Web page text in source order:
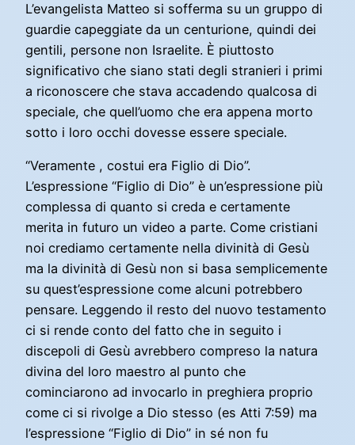
L’evangelista Matteo si sofferma su un gruppo di
guardie capeggiate da un centurione, quindi dei
gentili, persone non Israelite. È piuttosto
significativo che siano stati degli stranieri i primi
a riconoscere che stava accadendo qualcosa di
speciale, che quell’uomo che era appena morto
sotto i loro occhi dovesse essere speciale.
“Veramente , costui era Figlio di Dio”.
L’espressione “Figlio di Dio” è un’espressione più
complessa di quanto si creda e certamente
merita in futuro un video a parte. Come cristiani
noi crediamo certamente nella divinità di Gesù
ma la divinità di Gesù non si basa semplicemente
su quest’espressione come alcuni potrebbero
pensare. Leggendo il resto del nuovo testamento
ci si rende conto del fatto che in seguito i
discepoli di Gesù avrebbero compreso la natura
divina del loro maestro al punto che
cominciarono ad invocarlo in preghiera proprio
come ci si rivolge a Dio stesso (es Atti 7:59) ma
l’espressione “Figlio di Dio” in sé non fu